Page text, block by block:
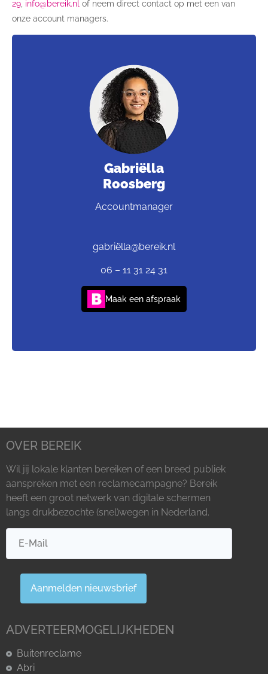
29 info@bereik.nl of neem direct contact op met een van
onze account managers.
Gabriëlla
Roosberg
Accountmanager
gabriëlla@bereik.nl
06 – 11 31 24 31
Maak een afspraak
OVER BEREIK
Wil jij lokale klanten bereiken of een breed publiek
aanspreken met een reclamecampagne? Bereik
heeft een groot netwerk van digitale schermen
langs drukbezochte (snel)wegen in Nederland.
Aanmelden nieuwsbrief
ADVERTEERMOGELIJKHEDEN
Buitenreclame
Abri